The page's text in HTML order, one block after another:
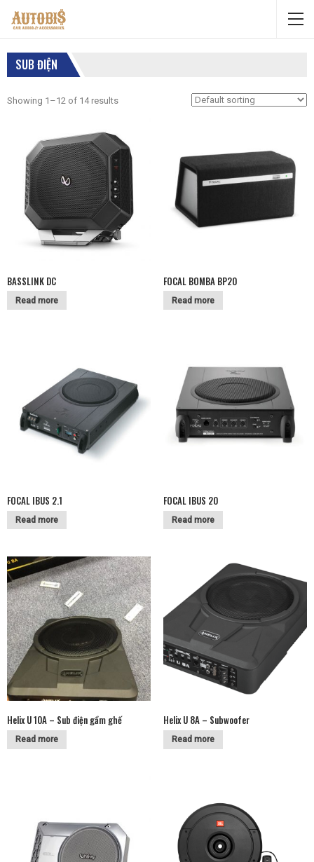
SUB ĐIỆN
Showing 1–12 of 14 results
BASSLINK DC
Read more
FOCAL BOMBA BP20
Read more
FOCAL IBUS 2.1
Read more
FOCAL IBUS 20
Read more
Helix U 10A – Sub điện gầm ghế
Read more
Helix U 8A – Subwoofer
Read more